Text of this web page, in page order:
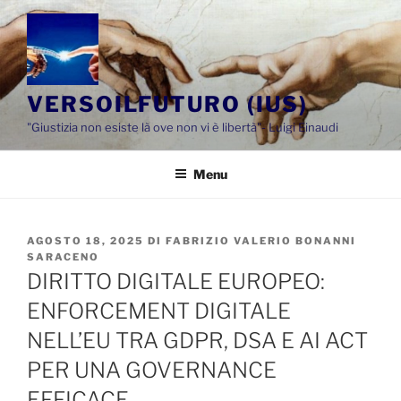
Salta
al
contenuto
VERSOILFUTURO (IUS)
"Giustizia non esiste là ove non vi è libertà"- Luigi Einaudi
Menu
PUBBLICATO
IL
AGOSTO 18, 2025 DI FABRIZIO VALERIO BONANNI
SARACENO
DIRITTO DIGITALE EUROPEO:
ENFORCEMENT DIGITALE
NELL’EU TRA GDPR, DSA E AI ACT
PER UNA GOVERNANCE